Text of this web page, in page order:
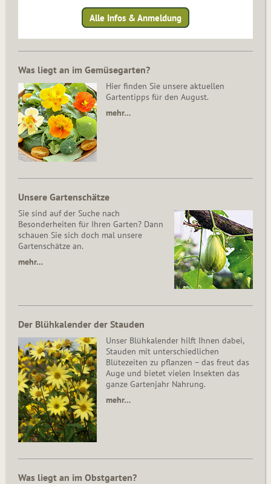
Alle Infos & Anmeldung
Was liegt an im Gemüsegarten?
Hier finden Sie unsere aktuellen
Gartentipps für den August.
mehr…
Unsere Gartenschätze
Sie sind auf der Suche nach
Besonderheiten für Ihren Garten? Dann
schauen Sie sich doch mal unsere
Gartenschätze an.
mehr…
Der Blühkalender der Stauden
Unser Blühkalender hilft Ihnen dabei,
Stauden mit unterschiedlichen
Blütezeiten zu pflanzen – das freut das
Auge und bietet vielen Insekten das
ganze Gartenjahr Nahrung.
mehr…
Was liegt an im Obstgarten?